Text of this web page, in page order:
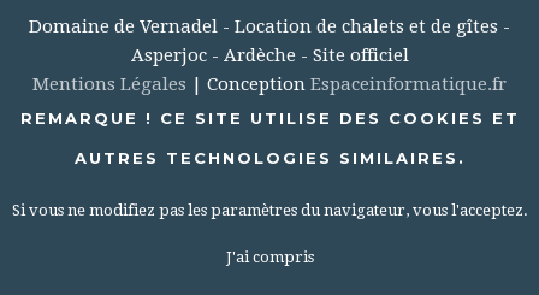
Domaine de Vernadel - Location de chalets et de gîtes -
Asperjoc - Ardèche - Site officiel
Mentions Légales | Conception Espaceinformatique.fr
REMARQUE ! CE SITE UTILISE DES COOKIES ET
AUTRES TECHNOLOGIES SIMILAIRES.
Si vous ne modifiez pas les paramètres du navigateur, vous l'acceptez.
J'ai compris